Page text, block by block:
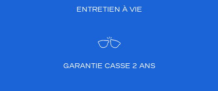
ENTRETIEN À VIE
GARANTIE CASSE 2 ANS